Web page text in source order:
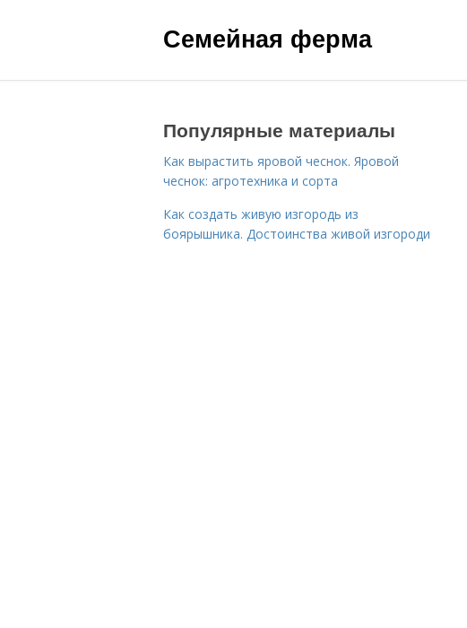
Семейная ферма
Популярные материалы
Как вырастить яровой чеснок. Яровой
чеснок: агротехника и сорта
Как создать живую изгородь из
боярышника. Достоинства живой изгороди